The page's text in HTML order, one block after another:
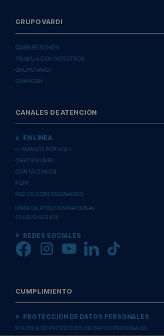
GRUPO VARDI
QUIENES SOMOS
TRABAJA CON NOSOTROS
GRUPO VARDI
CHANGAN
CANALES DE ATENCIÓN
EN LINEA
LLAMANOS POR AQUI
CHAT EN LÍNEA
CONTÁCTANOS
PQRF
RED DE CONCESIONARIOS
LINEA DE ATENCIÓN NACIONAL
01 8000 423 818
REDES SOCIALES
CUMPLIMIENTO
PROTECCIÓN DE DATOS PERSONALES
POLÍTICA DE PROTECCIÓN DE DATOS PERSONALES